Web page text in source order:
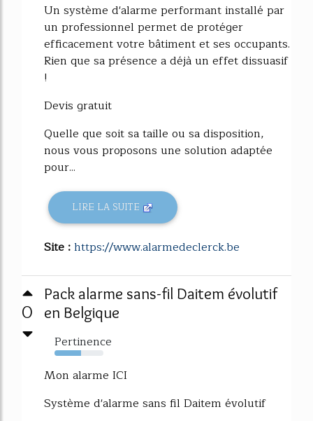
Un système d'alarme performant installé par
un professionnel permet de protéger
efficacement votre bâtiment et ses occupants.
Rien que sa présence a déjà un effet dissuasif
!
Devis gratuit
Quelle que soit sa taille ou sa disposition,
nous vous proposons une solution adaptée
pour...
LIRE LA SUITE
Site :https://www.alarmedeclerck.be
0
Pack alarme sans-fil Daitem évolutif
en Belgique
Pertinence
54%
Mon alarme ICI
Système d'alarme sans fil Daitem évolutif